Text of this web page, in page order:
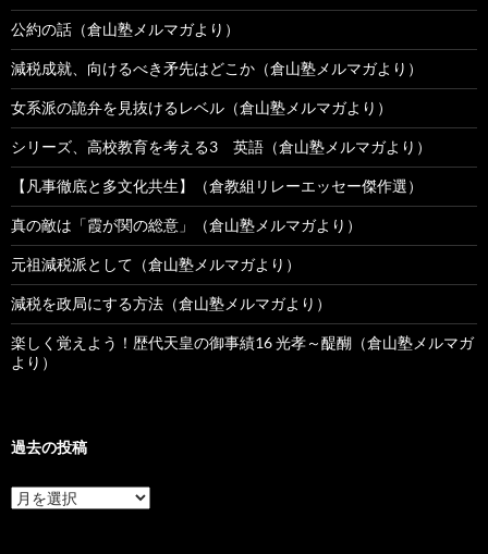
公約の話（倉山塾メルマガより）
減税成就、向けるべき矛先はどこか（倉山塾メルマガより）
女系派の詭弁を見抜けるレベル（倉山塾メルマガより）
シリーズ、高校教育を考える3 英語（倉山塾メルマガより）
【凡事徹底と多文化共生】（倉教組リレーエッセー傑作選）
真の敵は「霞が関の総意」（倉山塾メルマガより）
元祖減税派として（倉山塾メルマガより）
減税を政局にする方法（倉山塾メルマガより）
楽しく覚えよう！歴代天皇の御事績16 光孝～醍醐（倉山塾メルマガ
より）
過去の投稿
過
去